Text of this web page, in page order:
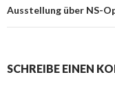
Ausstellung über NS-
SCHREIBE EINEN